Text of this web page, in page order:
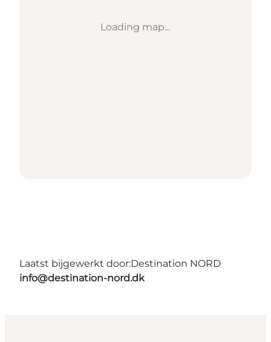
Loading map...
Laatst bijgewerkt door:Destination NORD
info@destination-nord.dk